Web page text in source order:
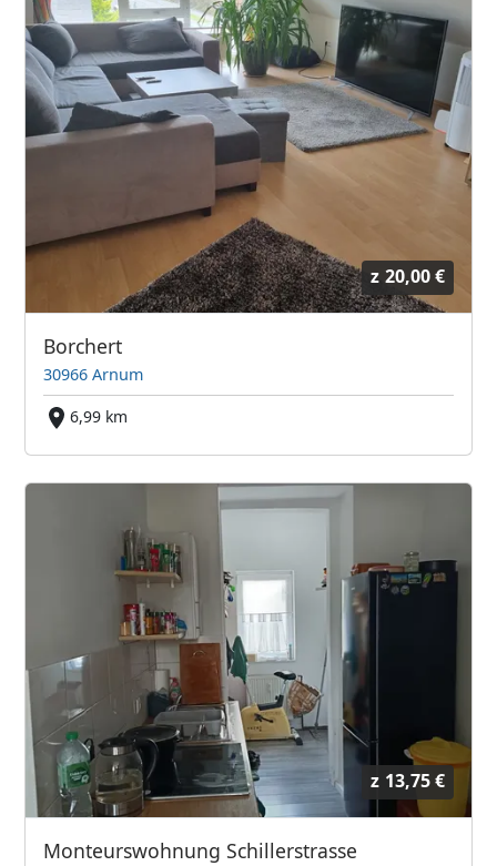
z 20,00 €
Borchert
30966 Arnum
6,99 km
z 13,75 €
Monteurswohnung Schillerstrasse